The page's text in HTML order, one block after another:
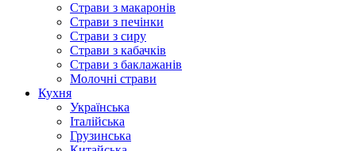
Страви з макаронів
Страви з печінки
Страви з сиру
Страви з кабачків
Страви з баклажанів
Молочні страви
Кухня
Українська
Італійська
Грузинська